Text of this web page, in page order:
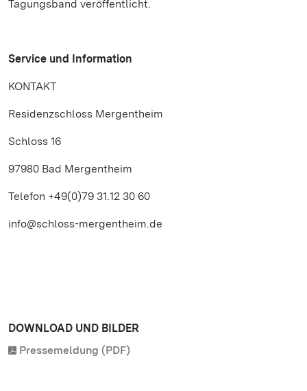
Tagungsband veröffentlicht.
Service und Information
KONTAKT
Residenzschloss Mergentheim
Schloss 16
97980 Bad Mergentheim
Telefon +49(0)79 31.12 30 60
info@schloss-mergentheim.de
DOWNLOAD UND BILDER
Pressemeldung (PDF)